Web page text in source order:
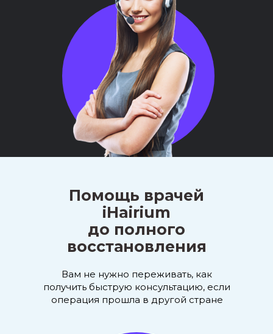
Помощь врачей
iHairium
до полного
восстановления
Вам не нужно переживать, как
получить быструю консультацию, если
операция прошла в другой стране